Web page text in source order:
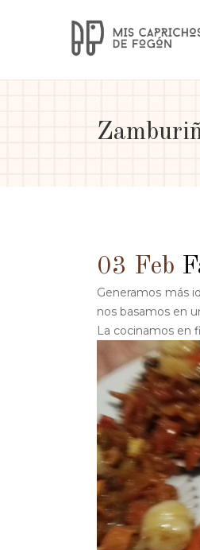
03 Feb
Generamos más
nos basamos en
La cocinamos en